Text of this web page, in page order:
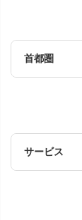
首都圏
サービス